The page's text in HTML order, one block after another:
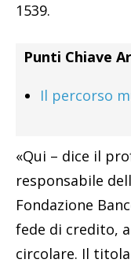
1539.
Punti Chiave
Il percorso
«Qui – dice il
responsabile
Fondazione
fede di credito,
circolare. Il